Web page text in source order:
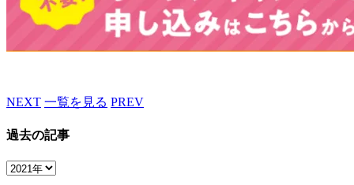
NEXT 一覧を見る PREV
過去の記事